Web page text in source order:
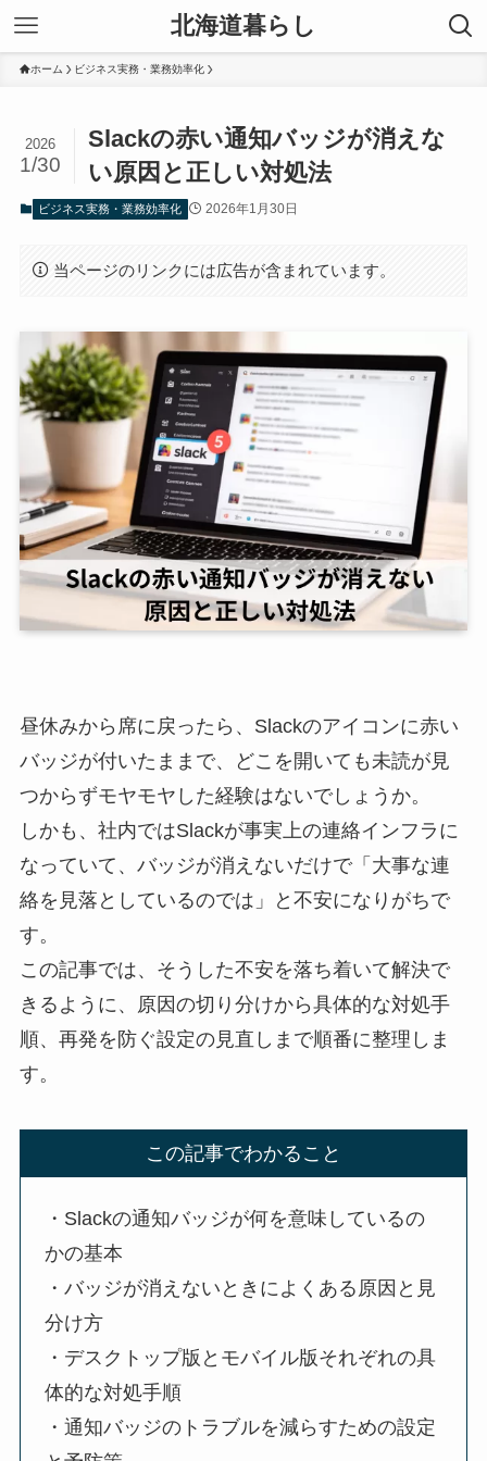
北海道暮らし
ホーム ビジネス実務・業務効率化
Slackの赤い通知バッジが消えな
い原因と正しい対処法
2026
1/30
ビジネス実務・業務効率化 2026年1月30日
当ページのリンクには広告が含まれています。
昼休みから席に戻ったら、Slackのアイコンに赤い
バッジが付いたままで、どこを開いても未読が見
つからずモヤモヤした経験はないでしょうか。
しかも、社内ではSlackが事実上の連絡インフラに
なっていて、バッジが消えないだけで「大事な連
絡を見落としているのでは」と不安になりがちで
す。
この記事では、そうした不安を落ち着いて解決で
きるように、原因の切り分けから具体的な対処手
順、再発を防ぐ設定の見直しまで順番に整理しま
す。
この記事でわかること
・Slackの通知バッジが何を意味しているの
かの基本
・バッジが消えないときによくある原因と見
分け方
・デスクトップ版とモバイル版それぞれの具
体的な対処手順
・通知バッジのトラブルを減らすための設定